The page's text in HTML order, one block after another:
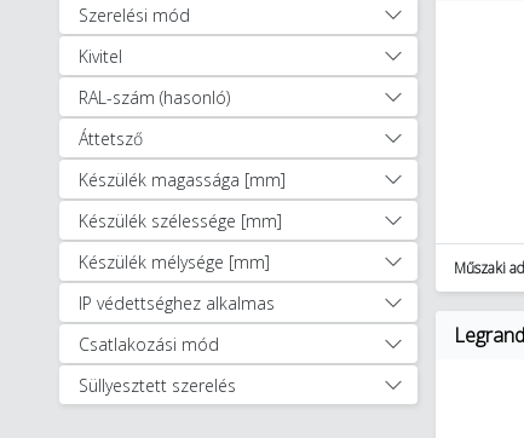
Szerelési mód
Kivitel
RAL-szám (hasonló)
Áttetsző
Készülék magassága [mm]
Készülék szélessége [mm]
Készülék mélysége [mm]
IP védettséghez alkalmas
Csatlakozási mód
Süllyesztett szerelés
Műszaki